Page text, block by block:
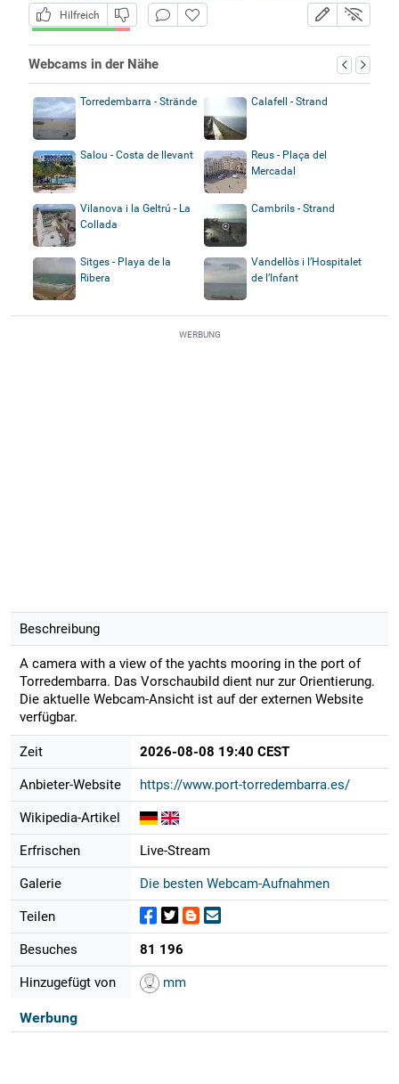
Hilfreich
Webcams in der Nähe
Torredembarra - Strände Calafell - Strand
Salou - Costa de llevant
Reus - Plaça del
Mercadal
Vilanova i la Geltrú - La
Collada
Cambrils - Strand
Sitges - Playa de la
Ribera
Vandellòs i l’Hospitalet
de l’Infant
WERBUNG
Beschreibung
A camera with a view of the yachts mooring in the port of
Torredembarra. Das Vorschaubild dient nur zur Orientierung.
Die aktuelle Webcam-Ansicht ist auf der externen Website
verfügbar.
Zeit 2026-08-08 19:40 CEST
Anbieter-Website https://www.port-torredembarra.es/
Wikipedia-Artikel
Erfrischen Live-Stream
Galerie Die besten Webcam-Aufnahmen
Teilen
Besuches 81 196
Hinzugefügt von mm
Werbung